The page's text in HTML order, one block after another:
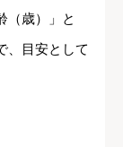
（歳）」と
、目安として